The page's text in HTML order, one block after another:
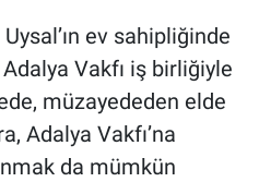
ev sahipliğinde
Vakfı iş birliğiyle
müzayededen elde
Adalya Vakfı’na
da mümkün